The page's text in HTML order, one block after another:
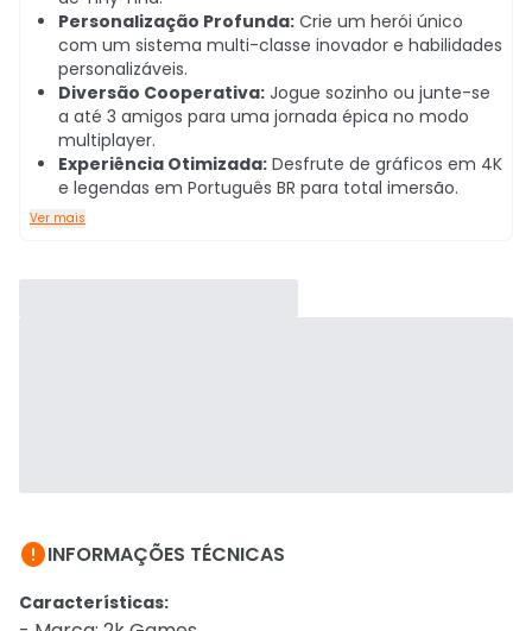
Personalização Profunda: Crie um herói único
com um sistema multi-classe inovador e habilidades
personalizáveis.
Diversão Cooperativa: Jogue sozinho ou junte-se
a até 3 amigos para uma jornada épica no modo
multiplayer.
Experiência Otimizada: Desfrute de gráficos em 4K
e legendas em Português BR para total imersão.
Ver mais
INFORMAÇÕES TÉCNICAS
Características: